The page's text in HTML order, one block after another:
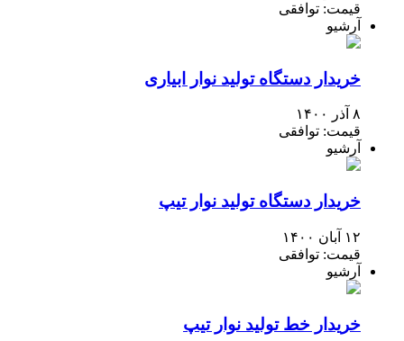
قیمت: توافقی
آرشیو
خریدار دستگاه تولید نوار ابیاری
۸ آذر ۱۴۰۰
قیمت: توافقی
آرشیو
خریدار دستگاه تولید نوار تیپ
۱۲ آبان ۱۴۰۰
قیمت: توافقی
آرشیو
خریدار خط تولید نوار تیپ